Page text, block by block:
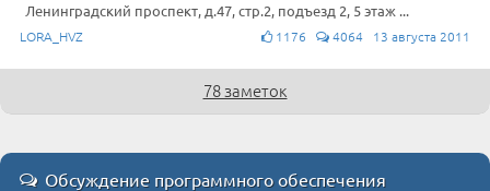
Ленинградский проспект, д.47, стр.2, подъезд 2, 5 этаж ...
LORA_HVZ 1176 4064 13 августа 2011
78 заметок
Обсуждение программного обеспечения